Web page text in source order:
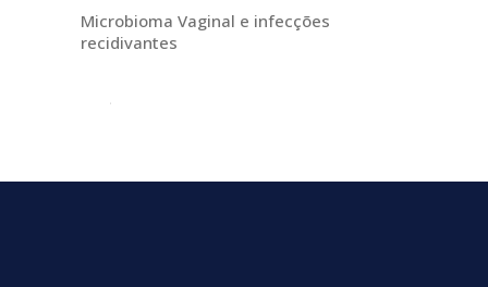
Microbioma Vaginal e infecções
recidivantes